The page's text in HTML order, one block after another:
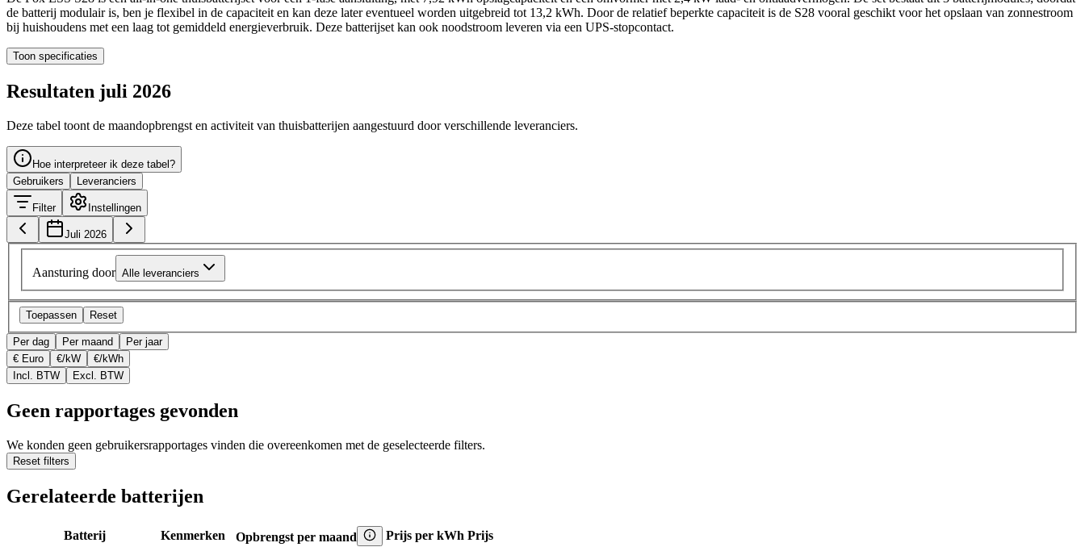
de batterij modulair is, ben je flexibel in de capaciteit en kan deze later eventueel worden uitgebreid tot 13,2 kWh. Door de relatief beperkte capaciteit is de S28 vooral geschikt voor het opslaan van zonnestroom
bij huishoudens met een laag tot gemiddeld energieverbruik. Deze batterijset kan ook noodstroom leveren via een UPS-stopcontact.
Toon specificaties
Resultaten juli 2026
Deze tabel toont de maandopbrengst en activiteit van thuisbatterijen aangestuurd door verschillende leveranciers.
Hoe interpreteer ik deze tabel?
Gebruikers
Leveranciers
Filter Instellingen
Juli 2026
Aansturing door Alle leveranciers
Toepassen Reset
Per dag Per maand
Per jaar
€ Euro
€/kW
€/kWh
Incl. BTW
Excl. BTW
Geen rapportages gevonden
We konden geen gebruikersrapportages vinden die overeenkomen met de geselecteerde filters.
Reset filters
Gerelateerde batterijen
Batterij Kenmerken Opbrengst per maand Prijs per kWh Prijs